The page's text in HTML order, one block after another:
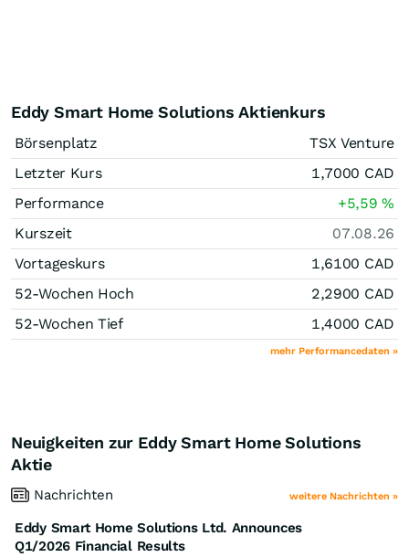
Eddy Smart Home Solutions Aktienkurs
Börsenplatz
TSX Venture
Letzter Kurs
1,7000 CAD
Performance
+5,59%
Kurszeit
07.08.26
Vortageskurs
1,6100 CAD
52-Wochen Hoch
2,2900 CAD
52-Wochen Tief
1,4000 CAD
mehr Performancedaten »
Neuigkeiten zur Eddy Smart Home Solutions
Aktie
Nachrichten weitere Nachrichten »
Eddy Smart Home Solutions Ltd. Announces
Q1/2026 Financial Results